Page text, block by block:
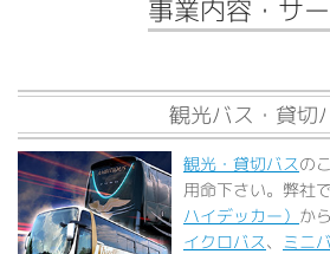
事業内容・サ
観光バス・貸切
観光・貸切バスの
用命下さい。弊社
ハイデッカー） から
イクロバス、 ミニ